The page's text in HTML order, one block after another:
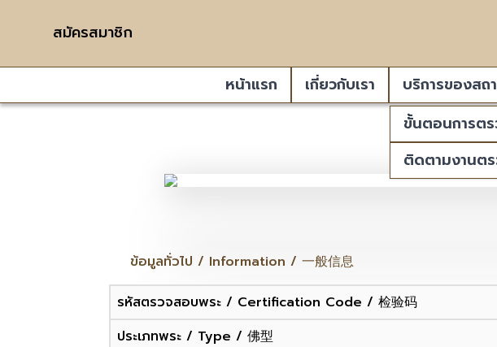
สมัครสมาชิก
หน้าแรก เกี่ยวกับเรา
บริการของสถ
ขั้นตอนการต
ติดตามงานต
ข้อมูลทั่วไป / Information / 一般信息
รหัสตรวจสอบพระ / Certification Code / 检验码
ประเภทพระ / Type / 佛型